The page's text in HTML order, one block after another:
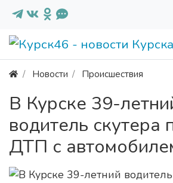
Новости Происшествия
В Курске 39-
водитель скутера
ДТП с